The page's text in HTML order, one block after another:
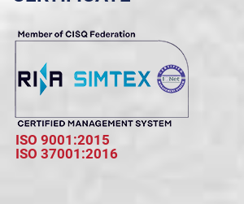
ISO 9001:2015
ISO 37001:2016